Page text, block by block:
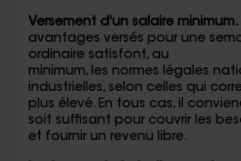
Versement d'un salaire minimum.
avantages versés pour une
ordinaire satisfont, au
minimum, les normes légales
industrielles, selon celles qui
plus élevé. En tous cas, il
soit suffisant pour couvrir les
et fournir un revenu libre.